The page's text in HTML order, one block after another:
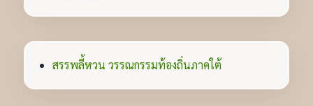
สรรพลี้หวน วรรณกรรมท้องถิ่นภาคใต้